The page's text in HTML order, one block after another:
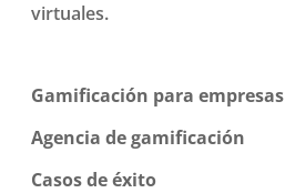
virtuales.
Gamificación para empresas
Agencia de gamificación
Casos de éxito